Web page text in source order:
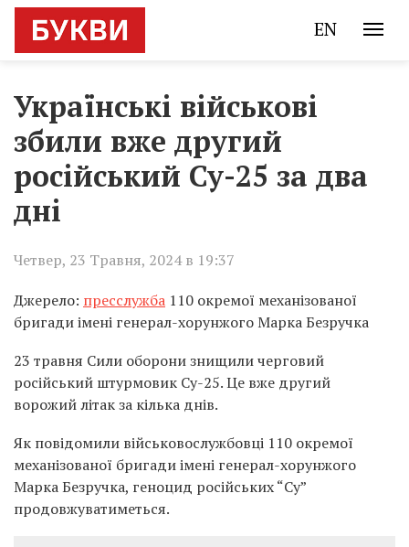
EN
Українські військові
збили вже другий
російський Су-25 за два
дні
Четвер, 23 Травня, 2024 в 19:37
Джерело: пресслужба 110 окремої механізованої
бригади імені генерал-хорунжого Марка Безручка
23 травня Сили оборони знищили черговий
російський штурмовик Су-25. Це вже другий
ворожий літак за кілька днів.
Як повідомили військовослужбовці 110 окремої
механізованої бригади імені генерал-хорунжого
Марка Безручка, геноцид російських “Су”
продовжуватиметься.